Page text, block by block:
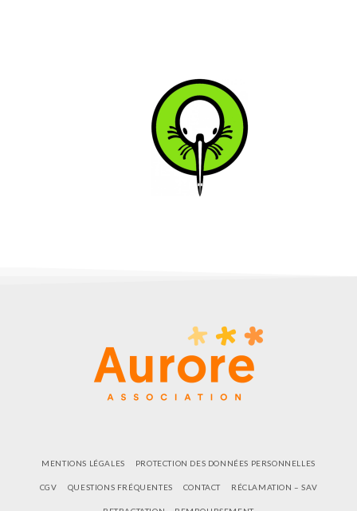
MENTIONS LÉGALES PROTECTION DES DONNÉES PERSONNELLES
CGV QUESTIONS FRÉQUENTES CONTACT RÉCLAMATION – SAV